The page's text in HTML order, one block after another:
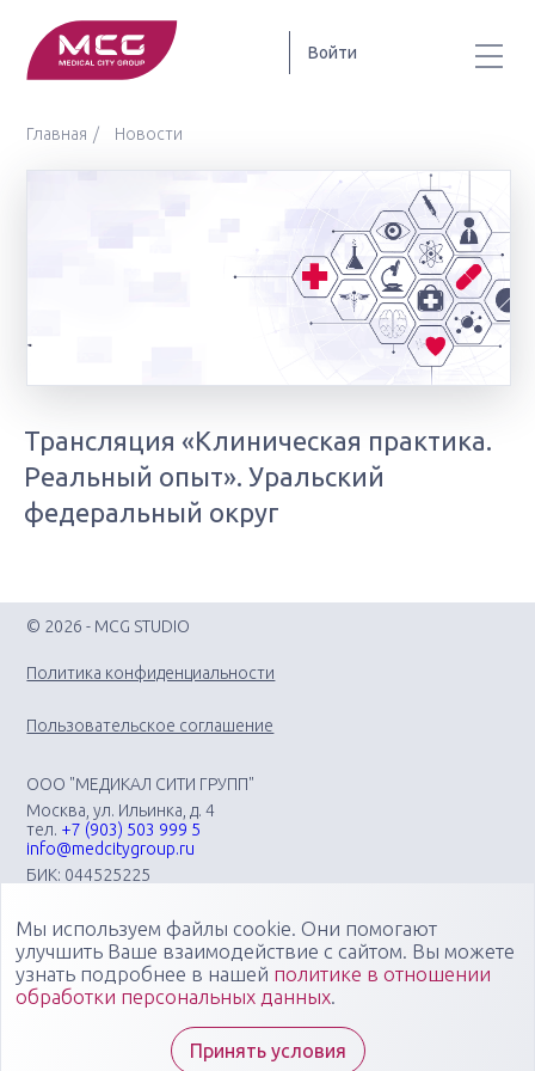
Войти
Главная Новости
Трансляция «Клиническая практика.
Реальный опыт». Уральский
федеральный округ
© 2026 - MCG STUDIO
Политика конфиденциальности
Пользовательское соглашение
ООО "МЕДИКАЛ СИТИ ГРУПП"
Москва, ул. Ильинка, д. 4
тел. +7 (903) 503 999 5
info@medcitygroup.ru
БИК: 044525225
Организация научно-практических медицинских
мероприятий различного профиля: конгрессов, форумов,
конференций, симпозиумов, вебинаров, мастер-классов в
очных, онлайн- и смешанных форматах, повышающих
Специалисты "Медикал Сити Групп" всегда готовы ответить
Мы используем файлы cookie. Они помогают
улучшить Ваше взаимодействие с сайтом. Вы можете
узнать подробнее в нашей политике в отношении
обработки персональных данных.
Принять условия